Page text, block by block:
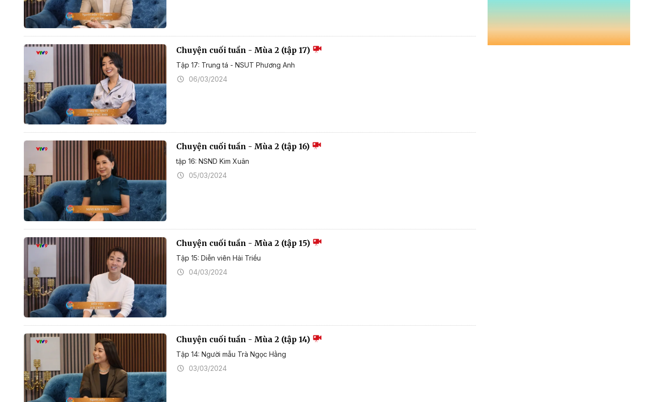
Chuyện cuối tuần - Mùa 2 (tập 17)
Tập 17: Trung tá - NSUT Phương Anh
06/03/2024
Chuyện cuối tuần - Mùa 2 (tập 16)
tập 16: NSND Kim Xuân
05/03/2024
Chuyện cuối tuần - Mùa 2 (tập 15)
Tập 15: Diễn viên Hải Triều
04/03/2024
Chuyện cuối tuần - Mùa 2 (tập 14)
Tập 14: Người mẫu Trà Ngọc Hằng
03/03/2024